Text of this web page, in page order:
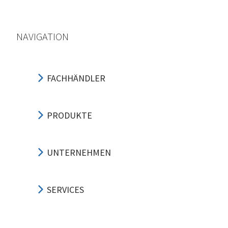
NAVIGATION
FACHHÄNDLER
PRODUKTE
UNTERNEHMEN
SERVICES